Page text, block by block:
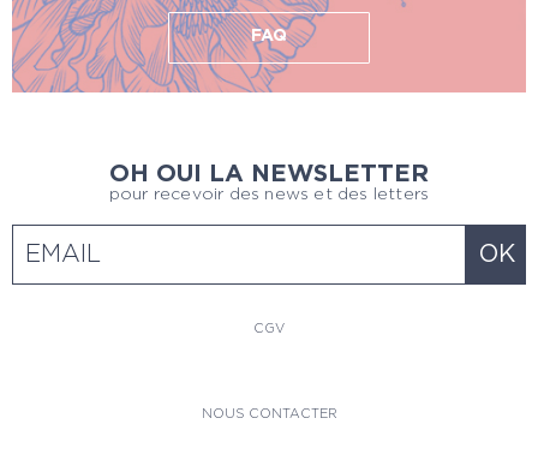
FAQ
OH OUI LA NEWSLETTER
pour recevoir des news et des letters
CGV
NOUS CONTACTER